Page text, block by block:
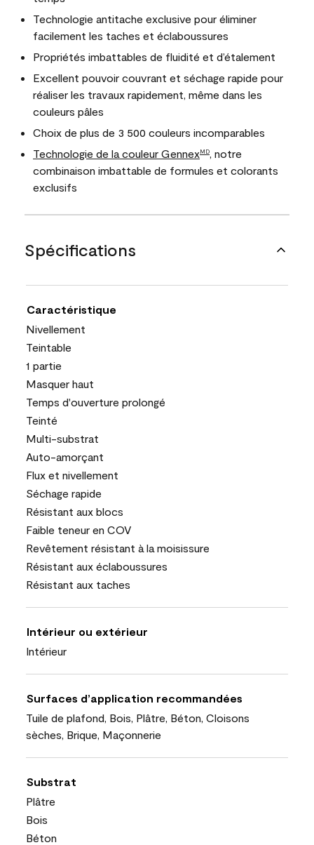
Technologie antitache exclusive pour éliminer
facilement les taches et éclaboussures
Propriétés imbattables de fluidité et d’étalement
Excellent pouvoir couvrant et séchage rapide pour
réaliser les travaux rapidement, même dans les
couleurs pâles
Choix de plus de 3 500 couleurs incomparables
Technologie de la couleur GennexMD
, notre
combinaison imbattable de formules et colorants
exclusifs
Spécifications
Caractéristique
Nivellement
Teintable
1 partie
Masquer haut
Temps d'ouverture prolongé
Teinté
Multi-substrat
Auto-amorçant
Flux et nivellement
Séchage rapide
Résistant aux blocs
Faible teneur en COV
Revêtement résistant à la moisissure
Résistant aux éclaboussures
Résistant aux taches
Intérieur ou extérieur
Intérieur
Surfaces d’application recommandées
Tuile de plafond, Bois, Plâtre, Béton, Cloisons
sèches, Brique, Maçonnerie
Substrat
Plâtre
Bois
Béton